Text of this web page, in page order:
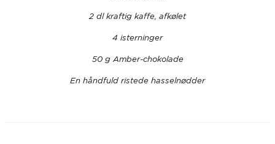
2 dl kraftig kaffe, afkølet
4 isterninger
50 g Amber-chokolade
En håndfuld ristede hasselnødder